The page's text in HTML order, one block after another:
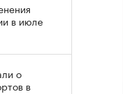
в июле
о
в